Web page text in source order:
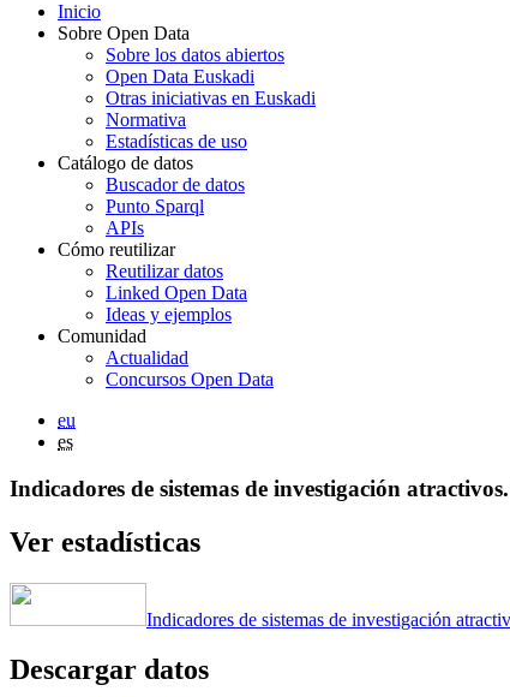
Inicio
Sobre Open Data
Sobre los datos abiertos
Open Data Euskadi
Otras iniciativas en Euskadi
Normativa
Estadísticas de uso
Catálogo de datos
Buscador de datos
Punto Sparql
APIs
Cómo reutilizar
Reutilizar datos
Linked Open Data
Ideas y ejemplos
Comunidad
Actualidad
Concursos Open Data
eu
es
Indicadores de sistemas de investigación
Ver estadísticas
Indicadores de sistemas de investigación
Descargar datos